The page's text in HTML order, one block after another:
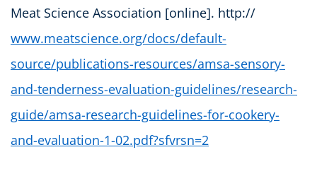
Meat Science Association [online]. http://
www.meatscience.org/docs/default-
source/publications-resources/amsa-sensory-
and-tenderness-evaluation-guidelines/research-
guide/amsa-research-guidelines-for-cookery-
and-evaluation-1-02.pdf?sfvrsn=2